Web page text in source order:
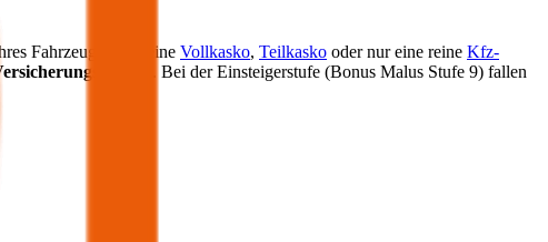
Fahrzeugs kann eine Vollkasko, Teilkasko oder nur eine reine Kfz-
. Bei der Einsteigerstufe (Bonus Malus Stufe 9) fallen